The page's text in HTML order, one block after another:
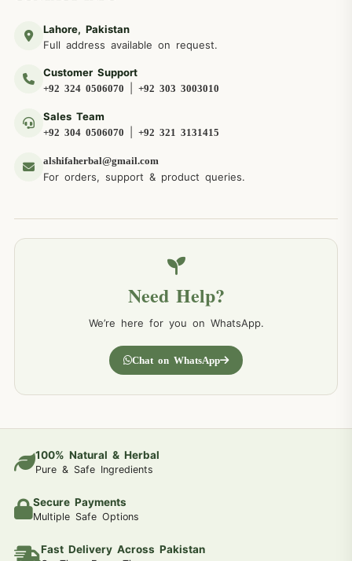
Lahore, Pakistan
Full address available on request.
Customer Support
+92 324 0506070 +92 303 3003010
Sales Team
+92 304 0506070 +92 321 3131415
alshifaherbal@gmail.com
For orders, support & product queries.
Need Help?
We’re here for you on WhatsApp.
Chat on WhatsApp
100% Natural & Herbal
Pure & Safe Ingredients
Secure Payments
Multiple Safe Options
Fast Delivery Across Pakistan